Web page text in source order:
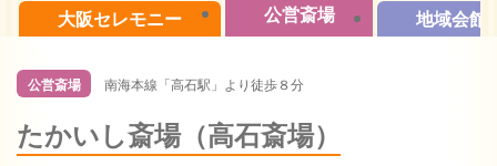
大阪セレモニー 公営斎場 地域会館
公営斎場 南海本線「高石駅」より徒歩８分
たかいし斎場（高石斎場）